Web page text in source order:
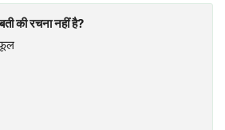
की रचना नहीं है?